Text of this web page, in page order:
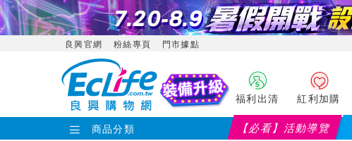
良興官網 粉絲專頁 門市據點
福利出清 紅利加購
商品分類 【必看】活動導覽